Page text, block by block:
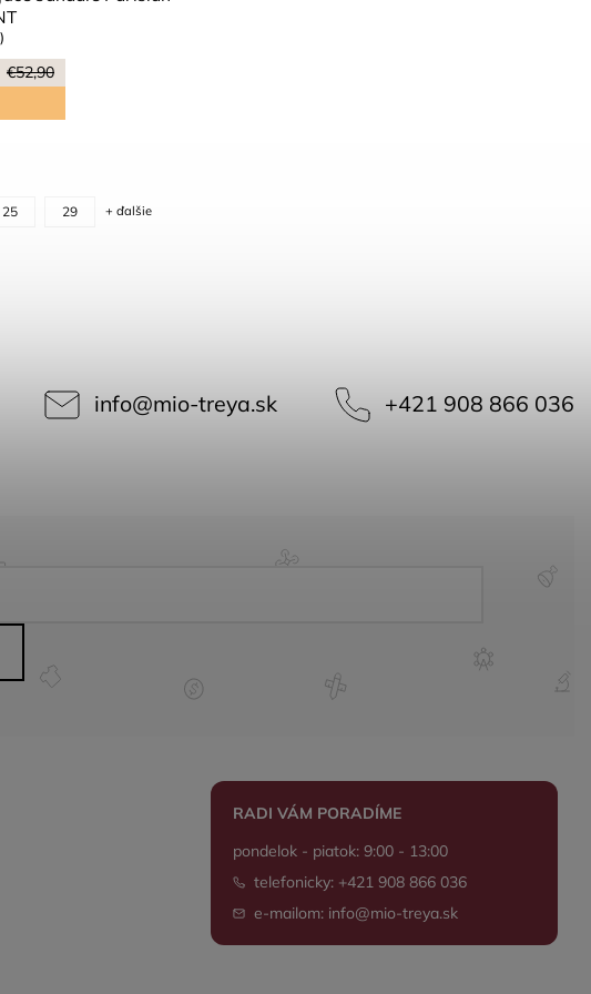
€52,90
25 29 + ďalšie
info@mio-treya.sk +421 908 866 036
RADI VÁM PORADÍME
pondelok - piatok: 9:00 - 13:00
telefonicky: +421 908 866 036
e-mailom: info@mio-treya.sk